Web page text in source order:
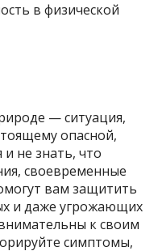
в физической
— ситуация,
опасной,
и не знать, что
своевременные
вам защитить
и даже угрожающих
к своим
симптомы,